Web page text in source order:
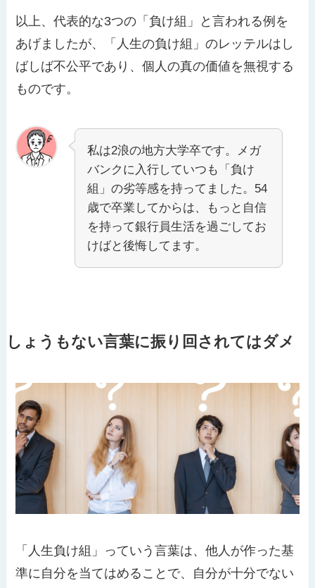
以上、代表的な3つの「負け組」と言われる例を
あげましたが、「人生の負け組」のレッテルはし
ばしば不公平であり、個人の真の価値を無視する
ものです。
私は2浪の地方大学卒です。メガ
バンクに入行していつも「負け
組」の劣等感を持ってました。54
歳で卒業してからは、もっと自信
を持って銀行員生活を過ごしてお
けばと後悔してます。
しょうもない言葉に振り回されてはダメ
「人生負け組」っていう言葉は、他人が作った基
準に自分を当てはめることで、自分が十分でない